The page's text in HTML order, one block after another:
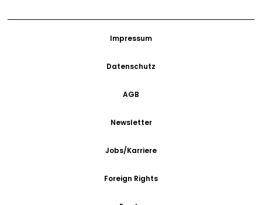
Impressum
Datenschutz
AGB
Newsletter
Jobs/Karriere
Foreign Rights